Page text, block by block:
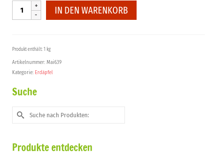
Erdäpfel
Heurige
kg
IN DEN WARENKORB
Produkt enthält: 1 kg
Artikelnummer: Mai639
Kategorie: Erdäpfel
Suche
Suche
nach:
Produkte entdecken